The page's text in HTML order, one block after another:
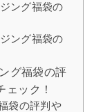
ング福袋の
ング福袋の
グ福袋の評
ェック！
袋の評判や